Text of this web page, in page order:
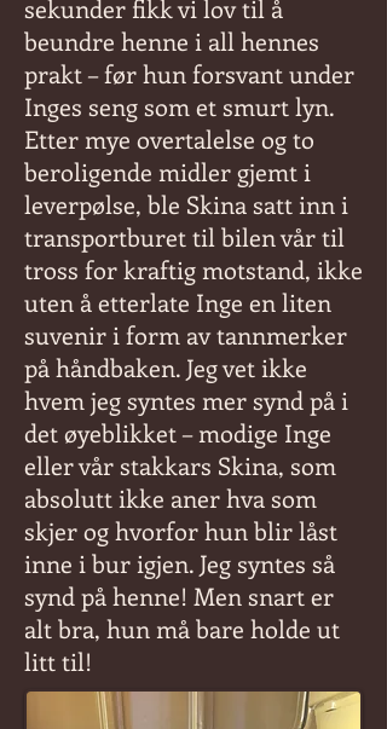
sekunder fikk vi lov til å
beundre henne i all hennes
prakt – før hun forsvant under
Inges seng som et smurt lyn.
Etter mye overtalelse og to
beroligende midler gjemt i
leverpølse, ble Skina satt inn i
transportburet til bilen vår til
tross for kraftig motstand, ikke
uten å etterlate Inge en liten
suvenir i form av tannmerker
på håndbaken. Jeg vet ikke
hvem jeg syntes mer synd på i
det øyeblikket – modige Inge
eller vår stakkars Skina, som
absolutt ikke aner hva som
skjer og hvorfor hun blir låst
inne i bur igjen. Jeg syntes så
synd på henne! Men snart er
alt bra, hun må bare holde ut
litt til!